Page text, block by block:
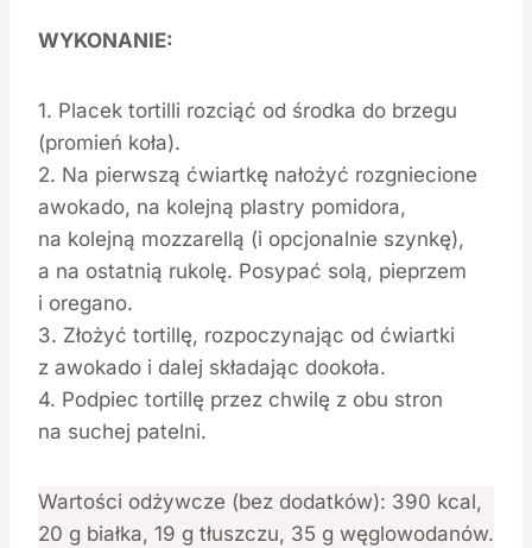
WYKONANIE:
1. Placek tortilli rozciąć od środka do brzegu
(promień koła).
2. Na pierwszą ćwiartkę nałożyć rozgniecione
awokado, na kolejną plastry pomidora,
na kolejną mozzarellą (i opcjonalnie szynkę),
a na ostatnią rukolę. Posypać solą, pieprzem
i oregano.
3. Złożyć tortillę, rozpoczynając od ćwiartki
z awokado i dalej składając dookoła.
4. Podpiec tortillę przez chwilę z obu stron
na suchej patelni.
Wartości odżywcze (bez dodatków): 390 kcal,
20 g białka, 19 g tłuszczu, 35 g węglowodanów.